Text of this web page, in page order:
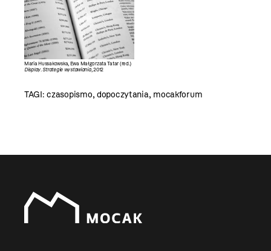
Maria Hussakowska, Ewa Małgorzata Tatar (red.)
Display. Strategie wystawiania, 2012
TAGI:czasopismo, dopoczytania, mocakforum